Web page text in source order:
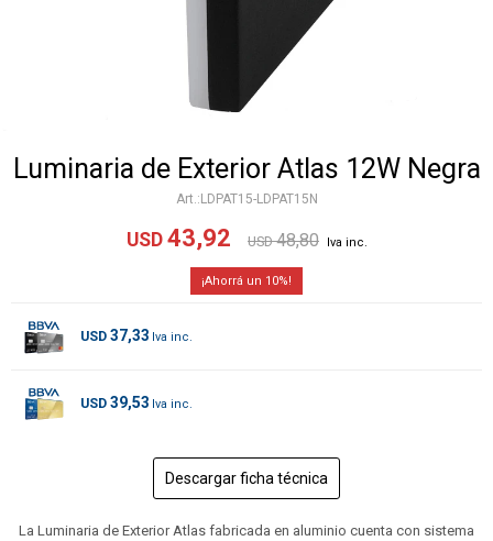
Luminaria de Exterior Atlas 12W Negra
LDPAT15-LDPAT15N
USD 43,92 USD 48,80
10
USD 37,33
USD 39,53
Descargar ficha técnica
La Luminaria de Exterior Atlas fabricada en aluminio cuenta con sistema